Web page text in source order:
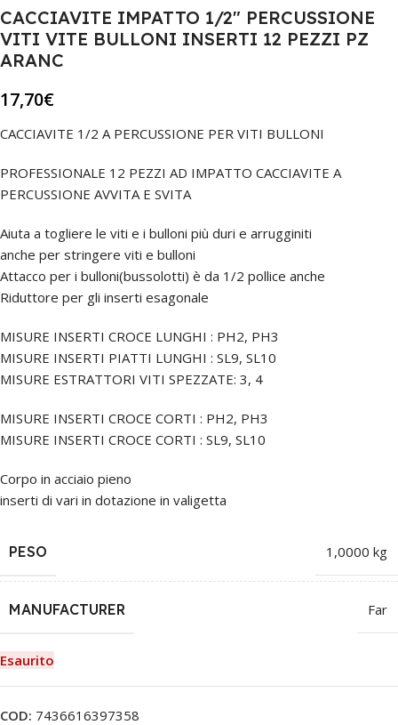
CACCIAVITE IMPATTO 1/2″ PERCUSSIONE
VITI VITE BULLONI INSERTI 12 PEZZI PZ
ARANC
17,70€
CACCIAVITE 1/2 A PERCUSSIONE PER VITI BULLONI
PROFESSIONALE 12 PEZZI AD IMPATTO CACCIAVITE A
PERCUSSIONE AVVITA E SVITA
Aiuta a togliere le viti e i bulloni più duri e arrugginiti
anche per stringere viti e bulloni
Attacco per i bulloni(bussolotti) è da 1/2 pollice anche
Riduttore per gli inserti esagonale
MISURE INSERTI CROCE LUNGHI : PH2, PH3
MISURE INSERTI PIATTI LUNGHI : SL9, SL10
MISURE ESTRATTORI VITI SPEZZATE: 3, 4
MISURE INSERTI CROCE CORTI : PH2, PH3
MISURE INSERTI CROCE CORTI : SL9, SL10
Corpo in acciaio pieno
inserti di vari in dotazione in valigetta
PESO 1,0000 kg
MANUFACTURER Far
Esaurito
COD: 7436616397358